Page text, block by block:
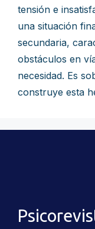
tensión e
una situación
secundaria,
obstáculos en
necesidad. Es
construye esta